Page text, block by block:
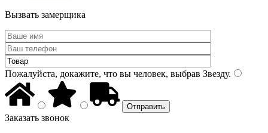
Вызвать замерщика
Пожалуйста, докажите, что вы человек, выбрав Звезду.
Заказать звонок